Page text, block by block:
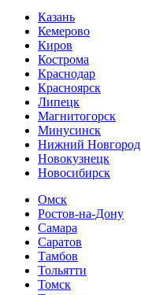
Казань
Кемерово
Киров
Кострома
Краснодар
Красноярск
Липецк
Магнитогорск
Минусинск
Нижний Новгород
Новокузнецк
Новосибирск
Омск
Ростов-на-Дону
Самара
Саратов
Тамбов
Тольятти
Томск